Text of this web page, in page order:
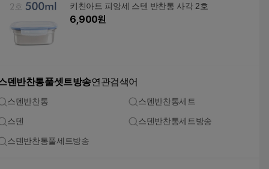
키친아트 피앙세 스텐 반찬통 사각 2호
6,900원
덴반찬통풀셋트방송연관검색어
스덴반찬통 스덴반찬통세트
스덴 스덴반찬통세트방송
스덴반찬통풀세트방송